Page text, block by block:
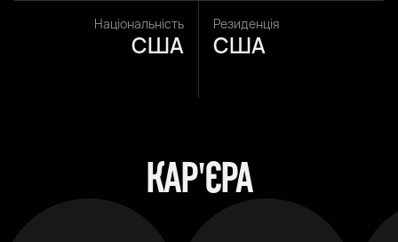
Національність
США
Резиденція
США
КАР'ЄРА